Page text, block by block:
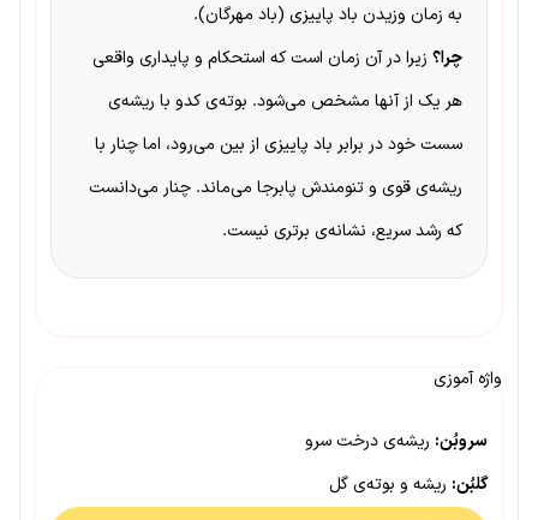
به زمان وزیدن باد پاییزی (باد مهرگان).
چرا؟ زیرا در آن زمان است که استحکام و پایداری واقعی
هر یک از آنها مشخص می‌شود. بوته‌ی کدو با ریشه‌ی
سست خود در برابر باد پاییزی از بین می‌رود، اما چنار با
ریشه‌ی قوی و تنومندش پابرجا می‌ماند. چنار می‌دانست
که رشد سریع، نشانه‌ی برتری نیست.
واژه آموزی
سروبُن: ریشه‌ی درخت سرو
گلبُن: ریشه و بوته‌ی گل